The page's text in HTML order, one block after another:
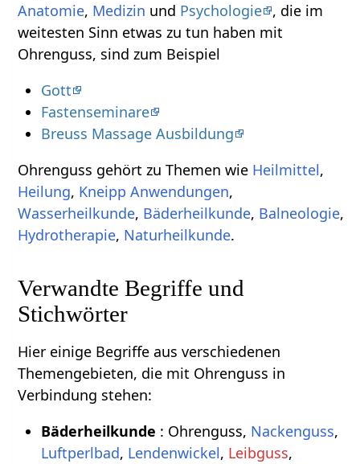
Anatomie, Medizin und Psychologie , die im
weitesten Sinn etwas zu tun haben mit
Ohrenguss, sind zum Beispiel
Gott
Fastenseminare
Breuss Massage Ausbildung
Ohrenguss gehört zu Themen wie Heilmittel,
Heilung, Kneipp Anwendungen,
Wasserheilkunde, Bäderheilkunde, Balneologie,
Hydrotherapie, Naturheilkunde.
Verwandte Begriffe und
Stichwörter
Hier einige Begriffe aus verschiedenen
Themengebieten, die mit Ohrenguss in
Verbindung stehen:
Bäderheilkunde : Ohrenguss, Nackenguss,
Luftperlbad, Lendenwickel, Leibguss,